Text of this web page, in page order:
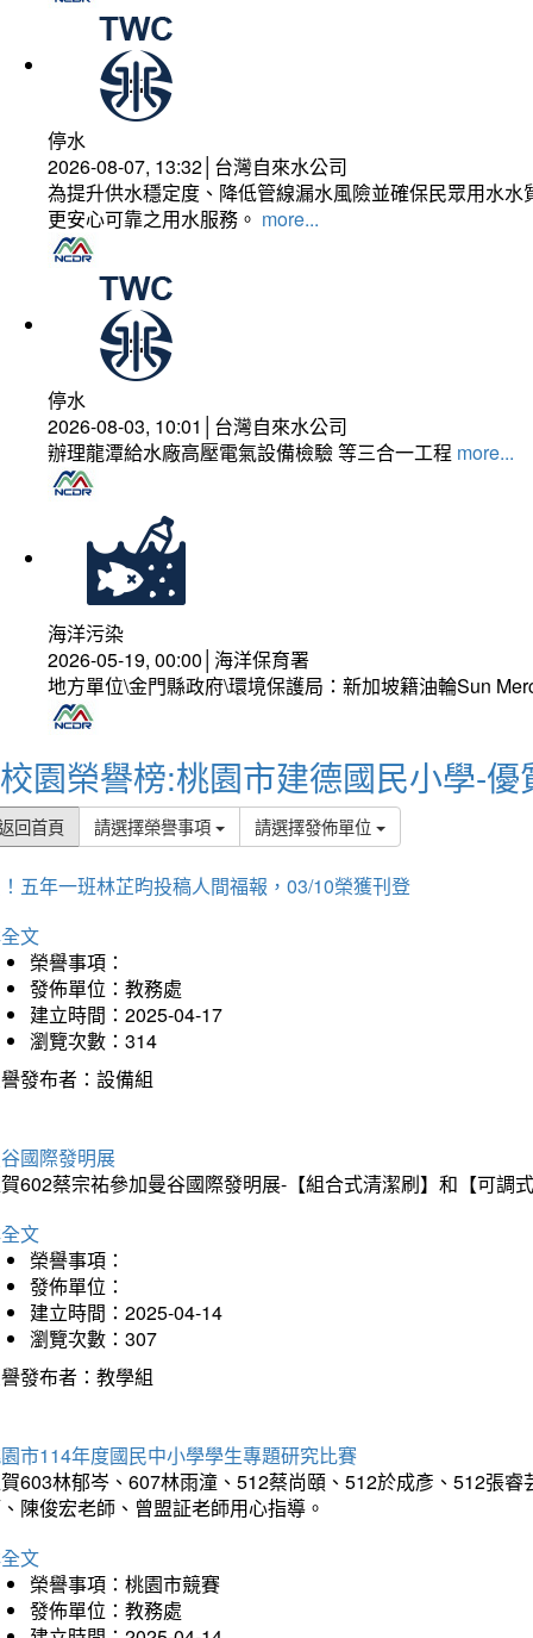
停水
2026-08-07, 13:32│台灣自來水公司
為提升供水穩定度、降低管線漏水風險並確保民眾用水
更安心可靠之用水服務。 more...
停水
2026-08-03, 10:01│台灣自來水公司
辦理龍潭給水廠高壓電氣設備檢驗 等三合一工程 more...
海洋污染
2026-05-19, 00:00│海洋保育署
地方單位\金門縣政府\環境保護局：新加坡籍油輪Sun
校園榮譽榜:桃園市建德國民小學-優
回首頁 請選擇榮譽事項 請選擇發佈單位
五年一班林芷昀投稿人間福報，03/10榮獲刊登
文
榮譽事項：
發佈單位：教務處
建立時間：2025-04-17
瀏覽次數：314
發布者：設備組
國際發明展
602蔡宗祐參加曼谷國際發明展-【組合式清潔刷】和【可調
文
榮譽事項：
發佈單位：
建立時間：2025-04-14
瀏覽次數：307
發布者：教學組
市114年度國民中小學學生專題研究比賽
603林郁岑、607林雨潼、512蔡尚頤、512於成彥、512張
陳俊宏老師、曾盟証老師用心指導。
文
榮譽事項：桃園市競賽
發佈單位：教務處